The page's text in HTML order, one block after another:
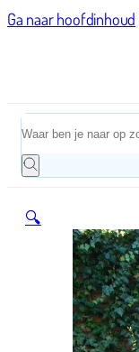
Ga naar hoofdinhoud
Zoeken
🔍